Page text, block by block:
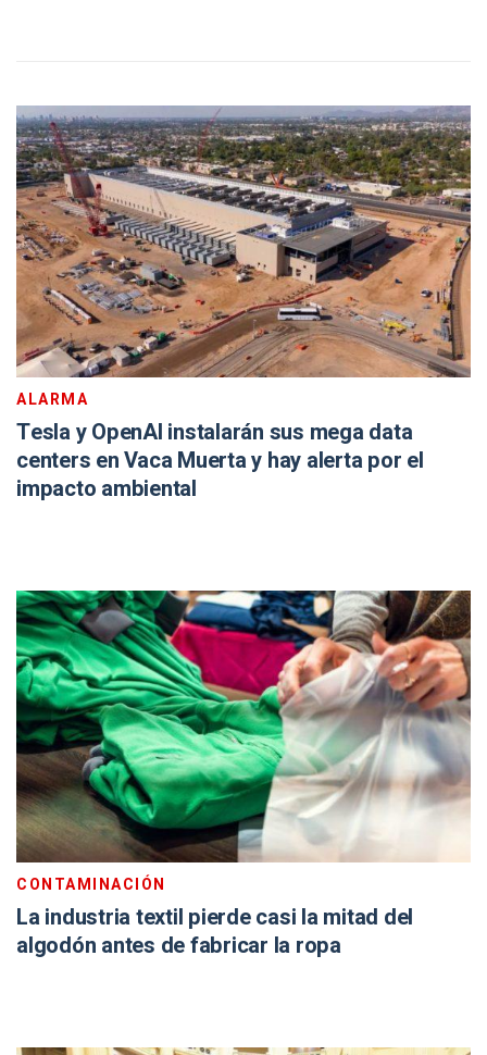
ALARMA
Tesla y OpenAI instalarán sus mega data
centers en Vaca Muerta y hay alerta por el
impacto ambiental
CONTAMINACIÓN
La industria textil pierde casi la mitad del
algodón antes de fabricar la ropa